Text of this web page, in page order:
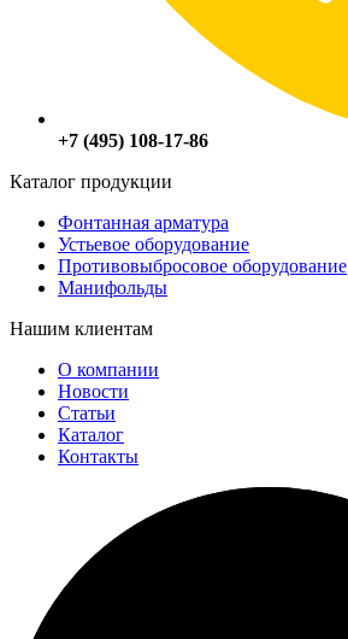
+7 (495) 108-17-86
Каталог продукции
Фонтанная арматура
Устьевое оборудование
Противовыбросовое оборудование
Манифольды
Нашим клиентам
О компании
Новости
Статьи
Каталог
Контакты